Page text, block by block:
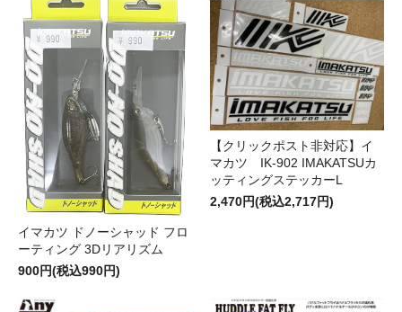
イマカツ ドノーシャッド フロ
ーティング 3Dリアリズム
900円(税込990円)
【クリックポスト非対応】イ
マカツ IK-902 IMAKATSUカ
ッティングステッカーL
2,470円(税込2,717円)